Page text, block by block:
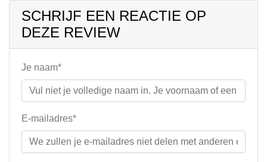
SCHRIJF EEN REACTIE OP
DEZE REVIEW
Je naam*
E-mailadres*